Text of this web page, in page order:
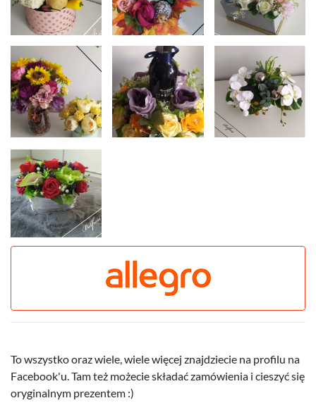
To wszystko oraz wiele, wiele więcej znajdziecie na profilu na
Facebook'u. Tam też możecie składać zamówienia i cieszyć się
oryginalnym prezentem :)